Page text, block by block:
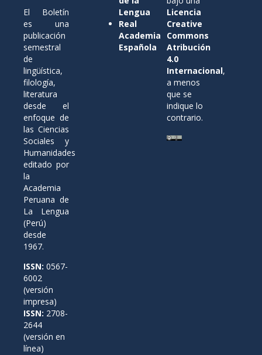
El Boletín
es una
publicación
semestral
de
lingüística,
filología,
literatura
desde el
enfoque de
las Ciencias
Sociales y
Humanidades
editado por
la
Academia
Peruana de
La Lengua
(Perú)
desde
1967.
ISSN: 0567-
6002
(versión
impresa)
ISSN: 2708-
2644
(versión en
línea)
Lengua
Real
Academia
Española
Licencia
Creative
Commons
Atribución
4.0
Internacional,
a menos
que se
indique lo
contrario.